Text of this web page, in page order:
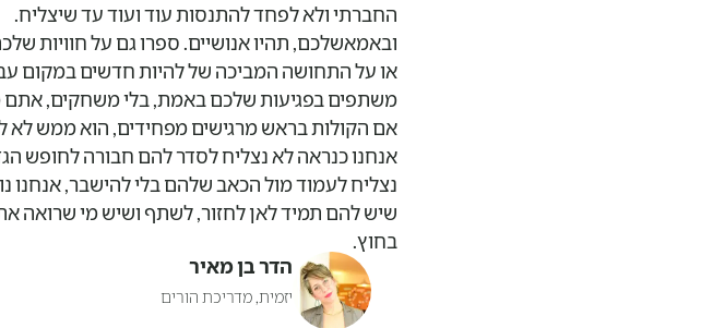
החברתי ולא לפחד להתנסות עוד ועוד עד שיצליח.
ובאמאשלכם, תהיו אנושיים. ספרו גם על חוויות
או על התחושה המביכה של להיות חדשים במקום
משתפים בפגיעות שלכם באמת, בלי משחקים, אתם
אם הקולות בראש מרגישים מפחידים, הוא ממש לא
אנחנו כנראה לא נצליח לסדר להם חבורה לחופש
נצליח לעמוד מול הכאב שלהם בלי להישבר, אנחנו
שיש להם תמיד לאן לחזור, לשתף ושיש מי שרואה
בחוץ.
הדר בן מאיר
יזמית, מדריכת הורים